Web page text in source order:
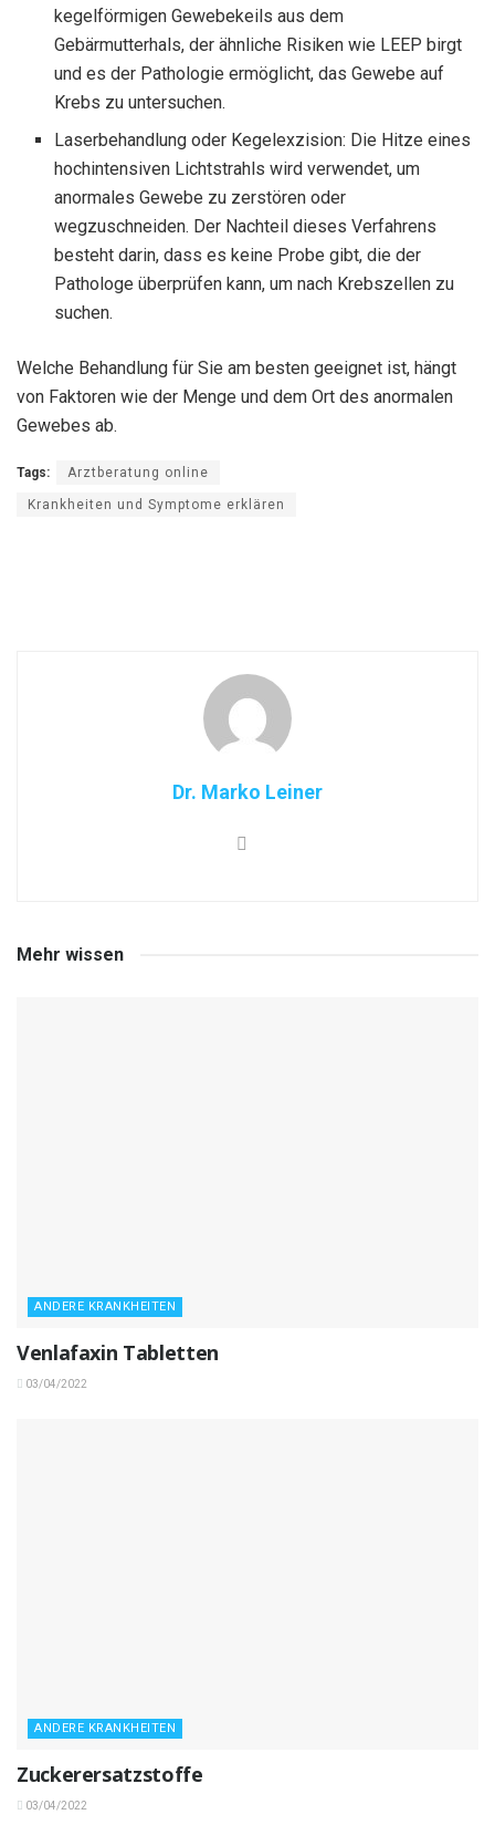
kegelförmigen Gewebekeils aus dem
Gebärmutterhals, der ähnliche Risiken wie LEEP birgt
und es der Pathologie ermöglicht, das Gewebe auf
Krebs zu untersuchen.
Laserbehandlung oder Kegelexzision: Die Hitze eines
hochintensiven Lichtstrahls wird verwendet, um
anormales Gewebe zu zerstören oder
wegzuschneiden. Der Nachteil dieses Verfahrens
besteht darin, dass es keine Probe gibt, die der
Pathologe überprüfen kann, um nach Krebszellen zu
suchen.
Welche Behandlung für Sie am besten geeignet ist, hängt
von Faktoren wie der Menge und dem Ort des anormalen
Gewebes ab.
Tags: Arztberatung online
Krankheiten und Symptome erklären
Dr. Marko Leiner
Mehr wissen
ANDERE KRANKHEITEN
Venlafaxin Tabletten
03/04/2022
ANDERE KRANKHEITEN
Zuckerersatzstoffe
03/04/2022